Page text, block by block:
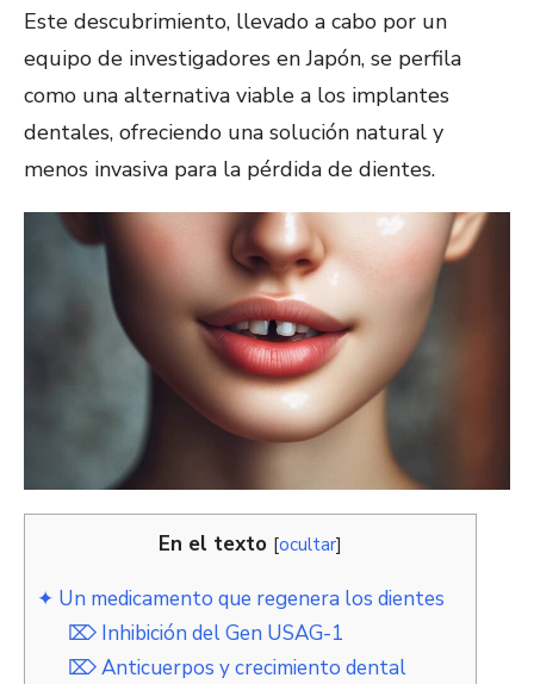
Este descubrimiento, llevado a cabo por un
equipo de investigadores en Japón, se perfila
como una alternativa viable a los implantes
dentales, ofreciendo una solución natural y
menos invasiva para la pérdida de dientes.
En el texto [ocultar]
✦ Un medicamento que regenera los dientes
⌦ Inhibición del Gen USAG-1
⌦ Anticuerpos y crecimiento dental